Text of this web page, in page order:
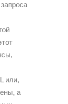
или,
а